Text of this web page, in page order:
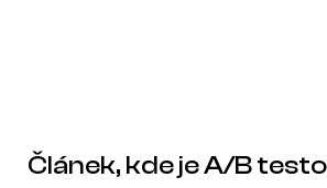
Článek, kde je A/B